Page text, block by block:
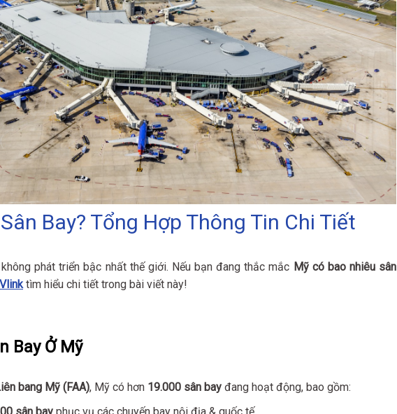
Bay? Tổng Hợp Thông Tin Chi Tiết
phát triển bậc nhất thế giới. Nếu bạn đang thắc mắc Mỹ có bao nhiêu sân
Vlinktìm hiểu chi tiết trong bài viết này!
Bay Ở Mỹ
bang Mỹ (FAA), Mỹ có hơn 19.000 sân bay đang hoạt động, bao gồm: